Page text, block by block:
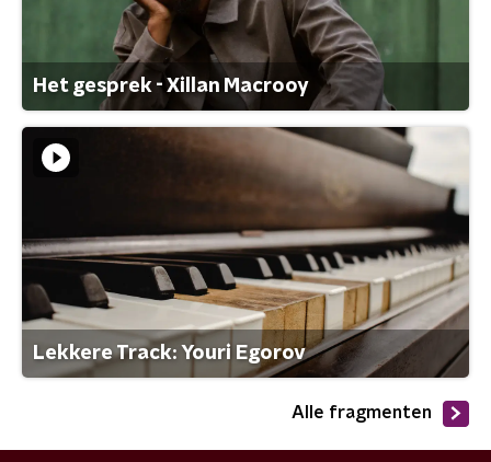
Het gesprek - Xillan Macrooy
Lekkere Track: Youri Egorov
Alle fragmenten